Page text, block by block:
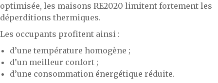
optimisée, les maisons RE2020 limitent fortement les
déperditions thermiques.
Les occupants profitent ainsi :
d’une température homogène ;
d’un meilleur confort ;
d’une consommation énergétique réduite.